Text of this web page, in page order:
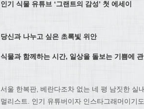
인기 식물 유튜브 ‘그랜트의 감성’ 첫 에세이
당신과 나누고 싶은 초록빛 위안
식물과 함께하는 시간, 일상을 돌보는 기쁨에
서울 한복판, 베란다조차 없는 네 평 남짓한 실
멀리스트. 인기 유튜버이자 인스타그래머이기